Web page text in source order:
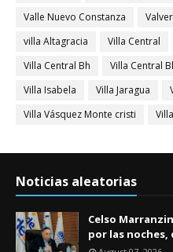
Valle Nuevo Constanza
villa Altagracia
Villa Central
Villa Central Bh
Villa Central
Villa Isabela
Villa Jaragua
Villa Vásquez Monte cristi
Noticias aleatorias
Celso
por las noches,